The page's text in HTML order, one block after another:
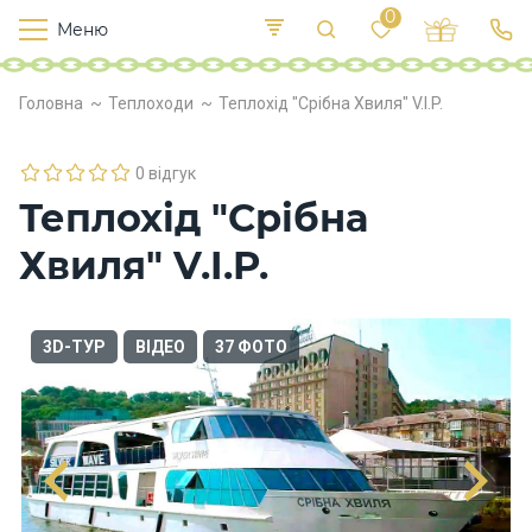
Головна Теплоходи Теплохід "Срібна Хвиля" V.I.P.
0 відгук
Теплохід "Срібна
Хвиля" V.I.P.
3D-ТУР ВІДЕО 37 ФОТО
Меню
0
Т
е
о
о
и
Х
а
р
ч
у
в
а
н
К
У